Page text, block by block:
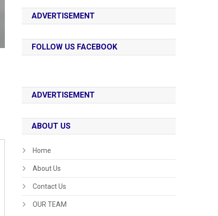
ADVERTISEMENT
FOLLOW US FACEBOOK
ADVERTISEMENT
ABOUT US
Home
About Us
Contact Us
OUR TEAM